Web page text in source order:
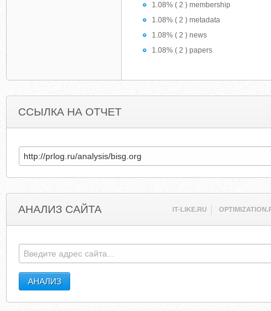
1.08% ( 2 ) membership
1.08% ( 2 ) metadata
1.08% ( 2 ) news
1.08% ( 2 ) papers
ССЫЛКА НА ОТЧЕТ
АНАЛИЗ САЙТА IT-LIKE.RU